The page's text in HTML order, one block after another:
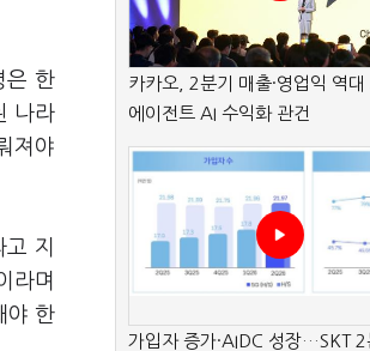
은 한
나라
져야
지
라며
야 한
카카오, 2분기 매출·영업익 역
에이전트 AI 수익화 관건
가입자 증가·AIDC 성장…SKT 2